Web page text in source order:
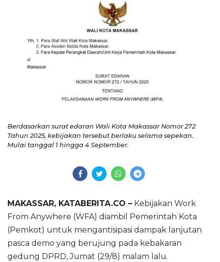
Berdasarkan surat edaran Wali Kota Makassar Nomor 272
Tahun 2025, kebijakan tersebut berlaku selama sepekan.
Mulai tanggal 1 hingga 4 September.
MAKASSAR, KATABERITA.CO – Kebijakan Work
From Anywhere (WFA) diambil Pemerintah Kota
(Pemkot) untuk mengantisipasi dampak lanjutan
pasca demo yang berujung pada kebakaran
gedung DPRD, Jumat (29/8) malam lalu.